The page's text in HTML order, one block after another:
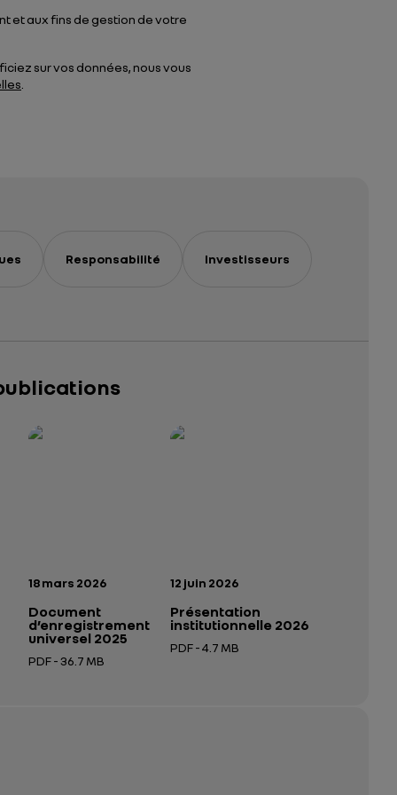
et aux fins de gestion de votre
sur vos données, nous vous
Responsabilité Investisseurs
nouvel onglet
– 2026 — données structurées (JSON)
Date de publication:
18 mars 2026
Document
d’enregistrement
universel 2025
PDF - 36.7 MB
Date de publication:
12 juin 2026
Présentation
institutionnelle 2026
PDF - 4.7 MB
2026 — données structurées (JSON)